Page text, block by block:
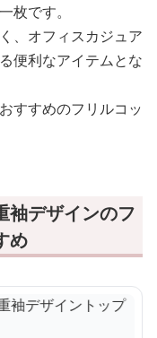
枚です。
、オフィスカジュア
便利なアイテムとな
すすめのフリルコッ
袖デザインのフ
め